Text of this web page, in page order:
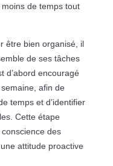
de temps tout
être bien organisé, il
de ses tâches
d’abord encouragé
afin de
temps et d’identifier
Cette étape
des
attitude proactive